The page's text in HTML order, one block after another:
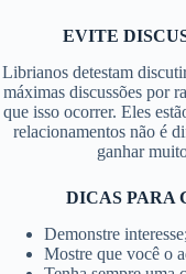
EVITE
Librianos detestam
máximas discussões por
que isso ocorrer. Eles
relacionamentos não é
ganhar
DICAS PARA
Demonstre interesse;
Mostre que você o